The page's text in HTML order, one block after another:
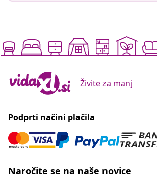
Živite za manj
Podprti načini plačila
Naročite se na naše novice